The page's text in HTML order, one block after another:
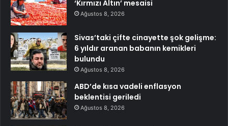
‘Kırmızı Altın’ mesaisi
Ağustos 8, 2026
Sivas’taki çifte cinayette şok gelişme:
6 yıldır aranan babanın kemikleri
bulundu
Ağustos 8, 2026
ABD’de kısa vadeli enflasyon
beklentisi geriledi
Ağustos 8, 2026